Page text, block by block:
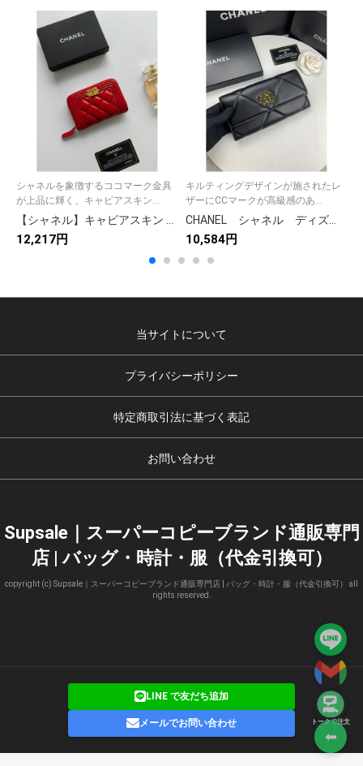
トークで注文
⬅
シャネルを象徴するココマーク金具
が上品に輝く、キャビアスキン...
12,217円
キルティングデザインが施されたレ
ザーにCCマークが高級感のあ...
10,584円
当サイトについて
プライバシーポリシー
特定商取引法に基づく表記
お問い合わせ
Supsale｜スーパーコピーブランド通販専門
店 | バッグ・時計・服（代金引換可）
copyright (c) Supsale｜スーパーコピーブランド通販専門店 | バッグ・時計・服（代金引換可） all
rights reserved.
LINE で友だち追加
メールでお問い合わせ